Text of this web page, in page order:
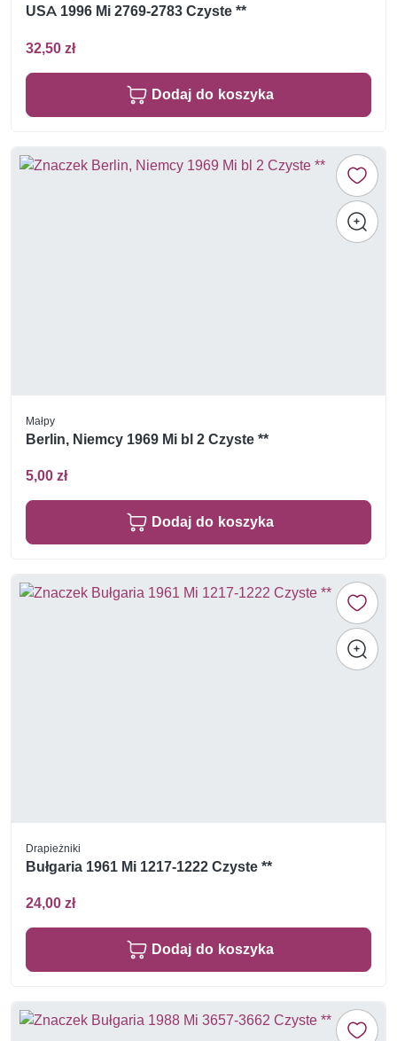
USA 1996 Mi 2769-2783 Czyste **
32,50 zł
Dodaj do koszyka
Małpy
Berlin, Niemcy 1969 Mi bl 2 Czyste **
5,00 zł
Dodaj do koszyka
Drapieżniki
Bułgaria 1961 Mi 1217-1222 Czyste **
24,00 zł
Dodaj do koszyka